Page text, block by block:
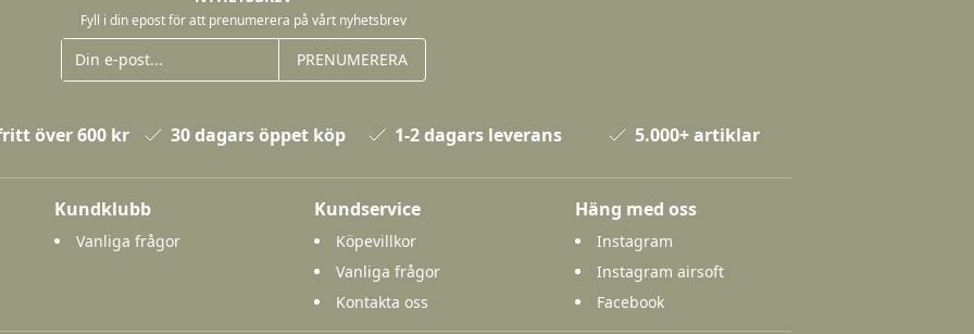
Fyll i din epost för att prenumerera på vårt nyhetsbrev
PRENUMERERA
över 600 kr 30 dagars öppet köp 1-2 dagars leverans 5.000+ artiklar
Kundklubb
Vanliga frågor
Kundservice
Köpevillkor
Vanliga frågor
Kontakta oss
Häng med oss
Instagram
Instagram airsoft
Facebook